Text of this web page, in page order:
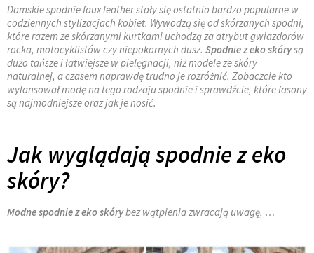
Damskie spodnie faux leatherstały się ostatnio bardzo popularne w
codziennych stylizacjach kobiet. Wywodzą się od skórzanych spodni,
które razem ze skórzanymi kurtkami uchodzą za atrybut gwiazdorów
rocka, motocyklistów czy niepokornych dusz. Spodnie z eko skórysą
dużo tańsze i łatwiejsze w pielęgnacji, niż modele ze skóry
naturalnej, a czasem naprawdę trudno je rozróżnić. Zobaczcie kto
wylansował modę na tego rodzaju spodnie i sprawdźcie, które fasony
są najmodniejsze oraz jak je nosić.
Jak wyglądają spodnie z eko
skóry?
Modne spodnie z eko skórybez wątpienia zwracają uwagę, …